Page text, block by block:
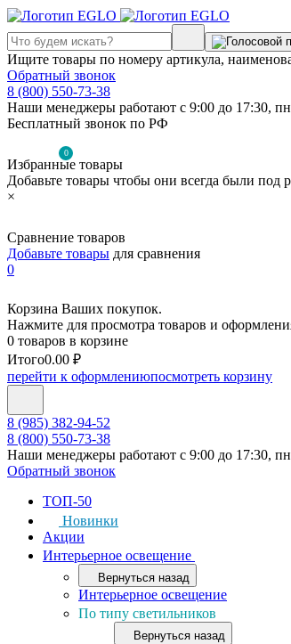
Ищите товары по номеру артикула,
Обратный звонок
8 (800) 550-73-38
Наши менеджеры работают с 9:00 до 17:30,
Бесплатный звонок по РФ
0
Избранные товары
Добавьте товары чтобы они всегда были под
×
Сравнение товаров
Добавьте товары для сравнения
0
Корзина Ваших покупок.
Нажмите для просмотра товаров и
0 товаров в корзине
Итого0.00 ₽
перейти к оформлениюпосмотреть корзину
8 (985) 382-94-52
8 (800) 550-73-38
Наши менеджеры работают с 9:00 до 17:30,
Обратный звонок
ТОП-50
Новинки
Акции
Интерьерное освещение
Вернуться назад
Интерьерное освещение
По типу светильников
Вернуться назад